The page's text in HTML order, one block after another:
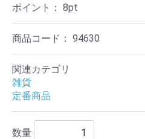
ポイント： 8pt
商品コード： 94630
関連カテゴリ
雑貨
定番商品
数量